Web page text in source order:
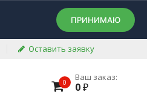
ПРИНИМАЮ
Оставить заявку
0 Ваш заказ:
0₽